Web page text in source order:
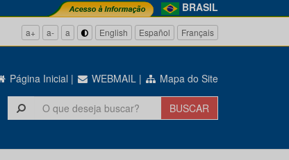
BRASIL
a+ a- a English Español Français
Página Inicial | WEBMAIL | Mapa do Site